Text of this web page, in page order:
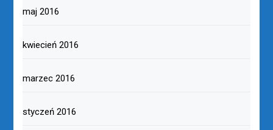
maj 2016
kwiecień 2016
marzec 2016
styczeń 2016